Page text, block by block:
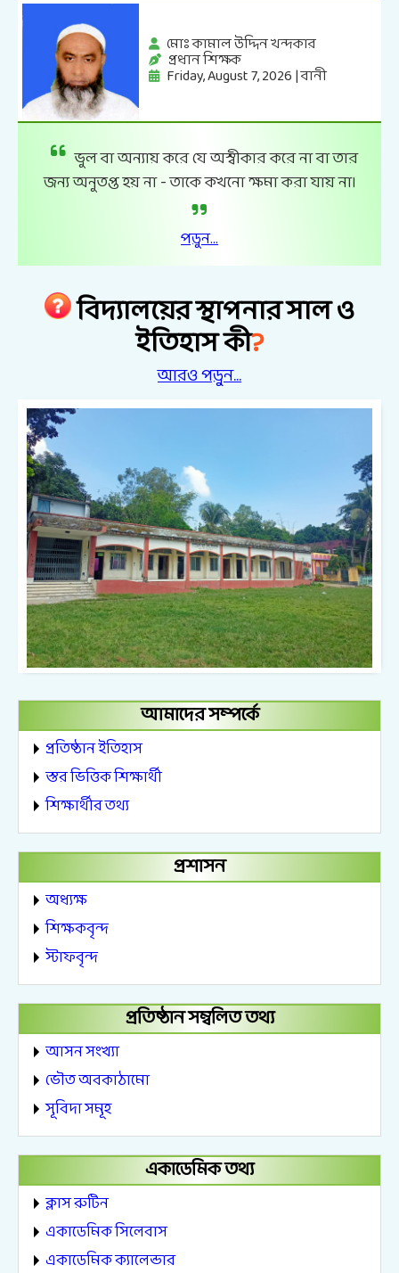
মোঃ কামাল উদ্দিন খন্দকার
প্রধান শিক্ষক
Friday, August 7, 2026 | বানী
ভুল বা অন্যায় করে যে অস্বীকার করে না বা তার
জন্য অনুতপ্ত হয় না - তাকে কখনো ক্ষমা করা যায় না৷
পড়ুন...
বিদ্যালয়ের স্থাপনার সাল ও
ইতিহাস কী?
আরও পড়ুন...
আমাদের সম্পর্কে
প্রতিষ্ঠান ইতিহাস
স্তর ভিত্তিক শিক্ষার্থী
শিক্ষার্থীর তথ্য
প্রশাসন
অধ্যক্ষ
শিক্ষকবৃন্দ
স্টাফবৃন্দ
প্রতিষ্ঠান সম্বলিত তথ্য
আসন সংখ্যা
ভৌত অবকাঠামো
সূবিদা সমূহ
একাডেমিক তথ্য
ক্লাস রুটিন
একাডেমিক সিলেবাস
একাডেমিক ক্যালেন্ডার